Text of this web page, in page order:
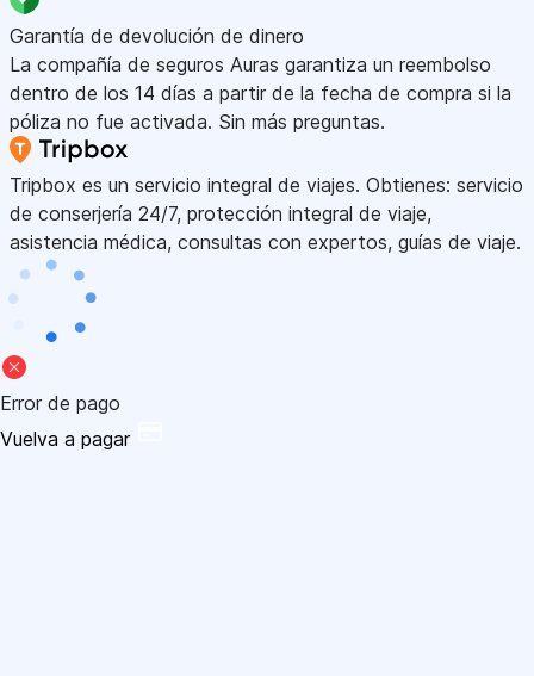
Garantía de devolución de dinero
La compañía de seguros Auras garantiza un reembolso
dentro de los 14 días a partir de la fecha de compra si la
póliza no fue activada. Sin más preguntas.
Tripbox es un servicio integral de viajes. Obtienes: servicio
de conserjería 24/7, protección integral de viaje,
asistencia médica, consultas con expertos, guías de viaje.
Error de pago
Vuelva a pagar